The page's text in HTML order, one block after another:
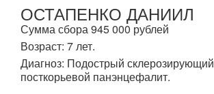
ОСТАПЕНКО ДАНИИЛ
Сумма сбора 945 000 рублей
Возраст: 7 лет.
Диагноз: Подострый склерозирующий
посткорьевой панэнцефалит.